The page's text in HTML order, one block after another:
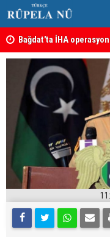
Bağdat'ta İHA
hakkında tutuklama